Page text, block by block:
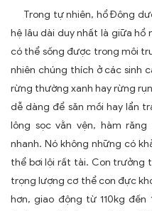
Trong tự nhiên, hổ Đông
hệ lâu dài duy nhất là giữa hổ
có thể sống được trong môi
nhiên chúng thích ở các sinh
rừng thường xanh hay rừng
dễ dàng để săn mồi hay lẩn
lông sọc vằn vện, hàm
nhanh. Nó không những có
thể bơi lội rất tài. Con trưởng
trọng lượng cơ thể con đực
hơn, giao động từ 110kg